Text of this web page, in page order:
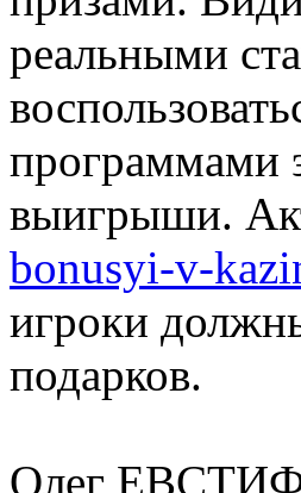
реальными
программами
выигрыши.
bonusyi-v-
игроки
подарков.
Олег